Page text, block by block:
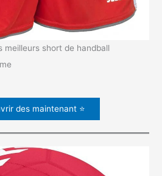
meilleurs short de handball
des maintenant ⭐